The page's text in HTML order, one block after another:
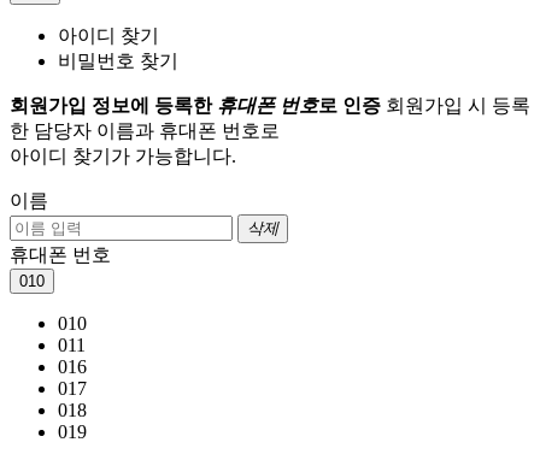
아이디 찾기
비밀번호 찾기
회원가입 정보에 등록한 휴대폰 번호로 인증 회원가입 시 등록
한 담당자 이름과 휴대폰 번호로
아이디 찾기가 가능합니다.
이름
삭제
휴대폰 번호
010
010
011
016
017
018
019